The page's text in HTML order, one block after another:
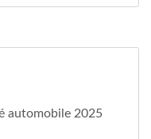
automobile 2025